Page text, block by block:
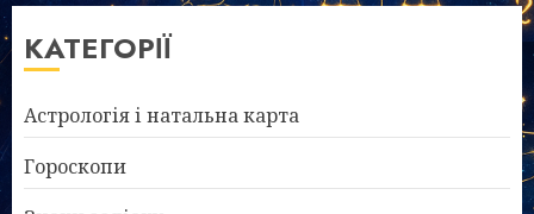
КАТЕГОРІЇ
Астрологія і натальна карта
Гороскопи